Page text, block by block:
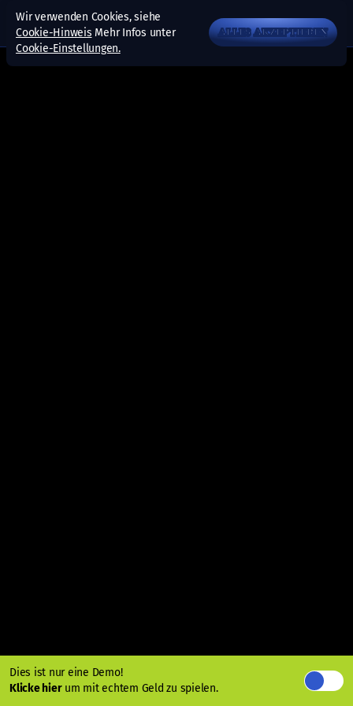
Dies ist nur eine Demo!
Klicke hierum mit echtem Geld zu spielen.
Wir verwenden Cookies, siehe
Cookie-Hinweis Mehr Infos unter
Cookie-Einstellungen.
ALLES AKZEPTIEREN